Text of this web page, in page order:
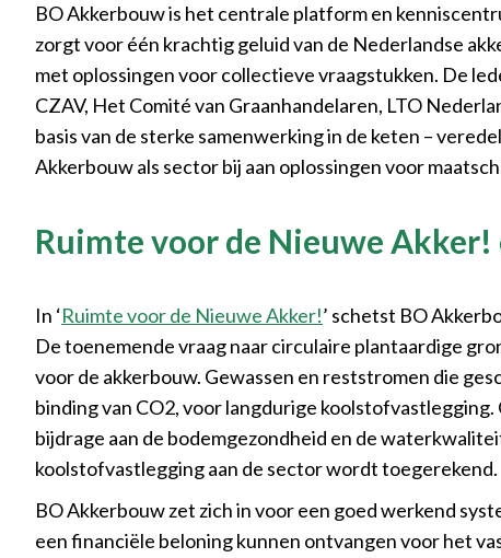
BO Akkerbouw is het centrale platform en
zorgt voor één krachtig geluid van de Nederlandse
met oplossingen voor collectieve vraagstukken. De
CZAV, Het Comité van Graanhandelaren, LTO
basis van de sterke samenwerking in de keten –
Akkerbouw als sector bij aan oplossingen voor
Ruimte voor de Nieuwe
In ‘Ruimte voor de Nieuwe Akker!’ schetst BO
De toenemende vraag naar circulaire plantaardige
voor de akkerbouw. Gewassen en reststromen die
binding van CO2, voor langdurige
bijdrage aan de bodemgezondheid en de
koolstofvastlegging aan de sector wordt toegerekend.
BO Akkerbouw zet zich in voor een goed werkend
een financiële beloning kunnen ontvangen voor het